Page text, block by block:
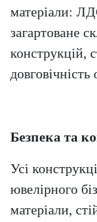
матеріали:
загартоване
конструкцій,
Безпека та
Усі
ювелірного
матеріали,